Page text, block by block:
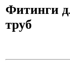
Фитинги
труб